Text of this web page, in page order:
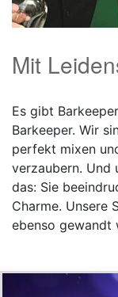
Mit
Es gibt
Barkeeper. Wir
perfekt mixen
verzaubern. Und
das: Sie
Charme. Unsere
ebenso gewandt